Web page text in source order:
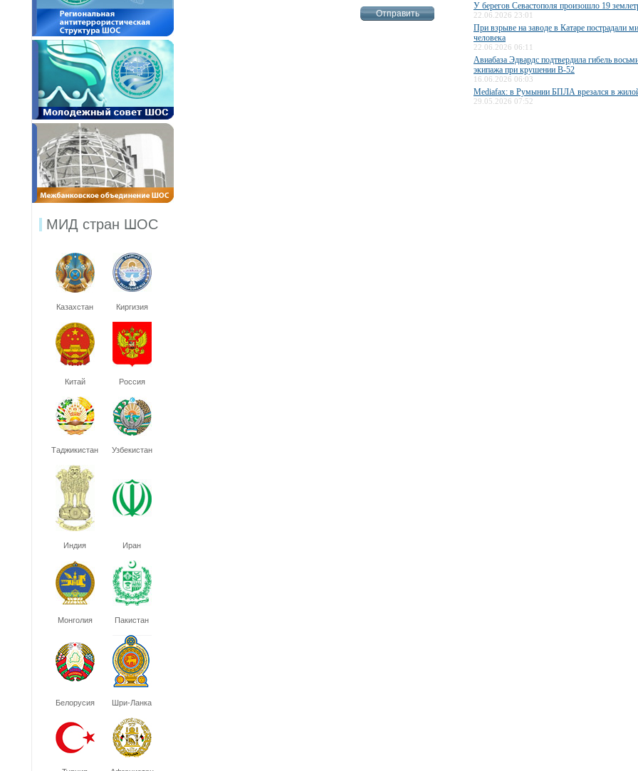
МИД стран ШОС
Казахстан Киргизия
Китай Россия
Таджикистан Узбекистан
Индия Иран
Монголия Пакистан
Белорусия Шри-Ланка
У берегов Севастополя произошло 19
22.06.2026 23:01
При взрыве на заводе в Катаре пострадали
человека
22.06.2026 06:11
Авиабаза Эдвардс подтвердила гибель
экипажа при крушении B-52
16.06.2026 06:03
Mediafax: в Румынии БПЛА врезался в
29.05.2026 07:52